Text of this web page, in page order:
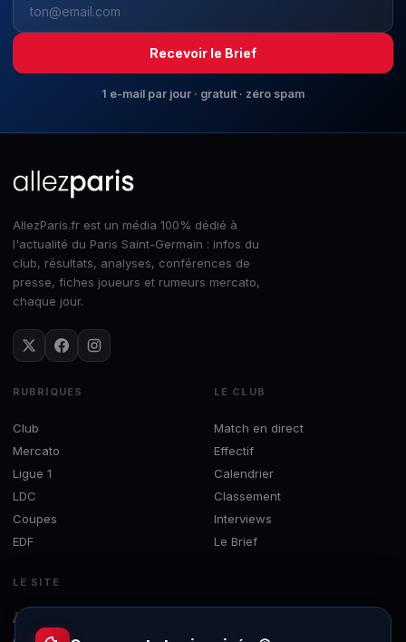
Recevoir le Brief
1 e-mail par jour · gratuit · zéro spam
AllezParis.fr est un média 100% dédié à
l'actualité du Paris Saint-Germain : infos du
club, résultats, analyses, conférences de
presse, fiches joueurs et rumeurs mercato,
chaque jour.
RUBRIQUES
Club
Mercato
Ligue 1
LDC
Coupes
EDF
LE CLUB
Match en direct
Effectif
Calendrier
Classement
Interviews
Le Brief
LE SITE
À propos